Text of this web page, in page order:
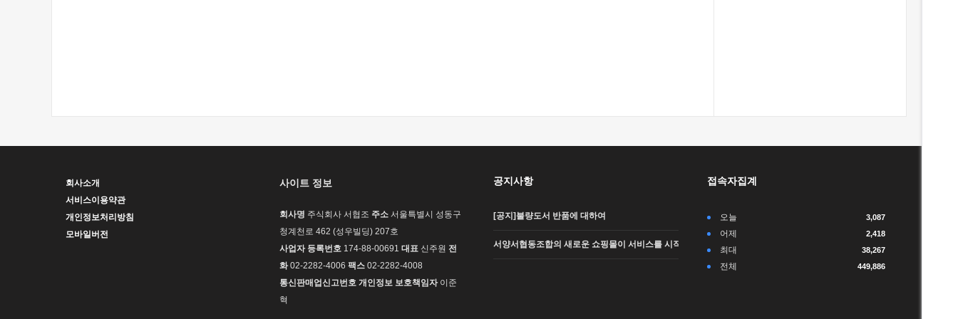
회사소개
서비스이용약관
개인정보처리방침
모바일버전
사이트 정보
회사명 주식회사 서협조 주소 서울특별시 성동구
청계천로 462 (성우빌딩) 207호
사업자 등록번호 174-88-00691 대표 신주원 전
화02-2282-4006 팩스 02-2282-4008
통신판매업신고번호 개인정보 보호책임자이준
혁
공지사항
[공지]불량도서 반품에 대하여
서양서협동조합의 새로운 쇼핑몰이 서비스를 시작합니다.
접속자집계
오늘 3,087
어제 2,418
최대 38,267
전체 449,886